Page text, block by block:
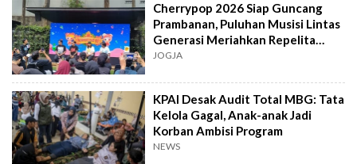
Cherrypop 2026 Siap Guncang
Prambanan, Puluhan Musisi Lintas
Generasi Meriahkan Repelita
Musik
JOGJA
KPAI Desak Audit Total MBG: Tata
Kelola Gagal, Anak-anak Jadi
Korban Ambisi Program
NEWS